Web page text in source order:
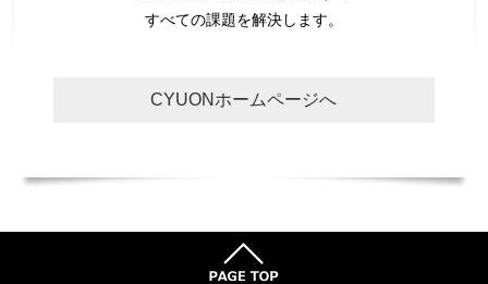
すべての課題を解決します。
CYUONホームページへ